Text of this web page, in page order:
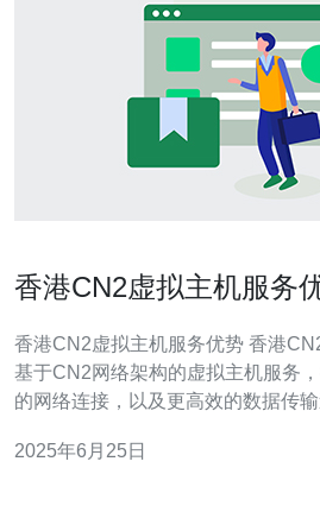
香港CN2虚拟主机服务
香港CN2虚拟主机服务优势 香港CN2虚拟主机服务是一种
基于CN2网络架构的虚拟主机服务
的网络连接，以及更高效的数据传
的网络连接 香港CN2虚拟主机
2025年6月25日